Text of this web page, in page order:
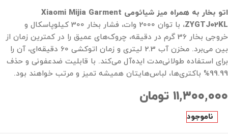
اتو بخار به همراه میز شیائومی Xiaomi Mijia Garment
ZYGTJ02KL
، با توان 2000 وات، فشار بخار 300 کیلوپاسکال و
خروجی بخار 36 گرم در دقیقه، چروک‌های عمیق را در کمترین زمان از
بین می‌برد. مخزن آب 2.3 لیتری و زمان اتوکشی 60 دقیقه‌ای، آن را
برای استفاده طولانی‌مدت ایده‌آل می‌کند. با قابلیت ضدعفونی و حذف
99.99% باکتری‌ها، لباس‌هایتان همیشه تمیز و مرتب خواهند بود.
۱۱,۳۰۰,۰۰۰ تومان
ناموجود